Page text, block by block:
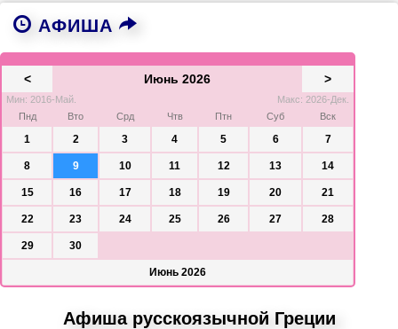
АФИША
< Июнь 2026 >
Мин: 2016-Май.
Макс: 2026-Дек.
Пнд
Вто Срд Чтв Птн Суб Вск
1 2 3 4 5 6 7
8 9 10 11 12 13 14
15 16 17 18 19 20 21
22 23 24 25 26 27 28
29 30
Июнь 2026
Афиша русскоязычной Греции